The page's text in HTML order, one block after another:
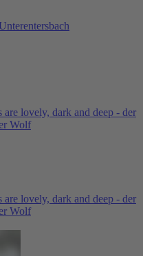
lovely, dark and deep - der
Wolf
lovely, dark and deep - der
Wolf